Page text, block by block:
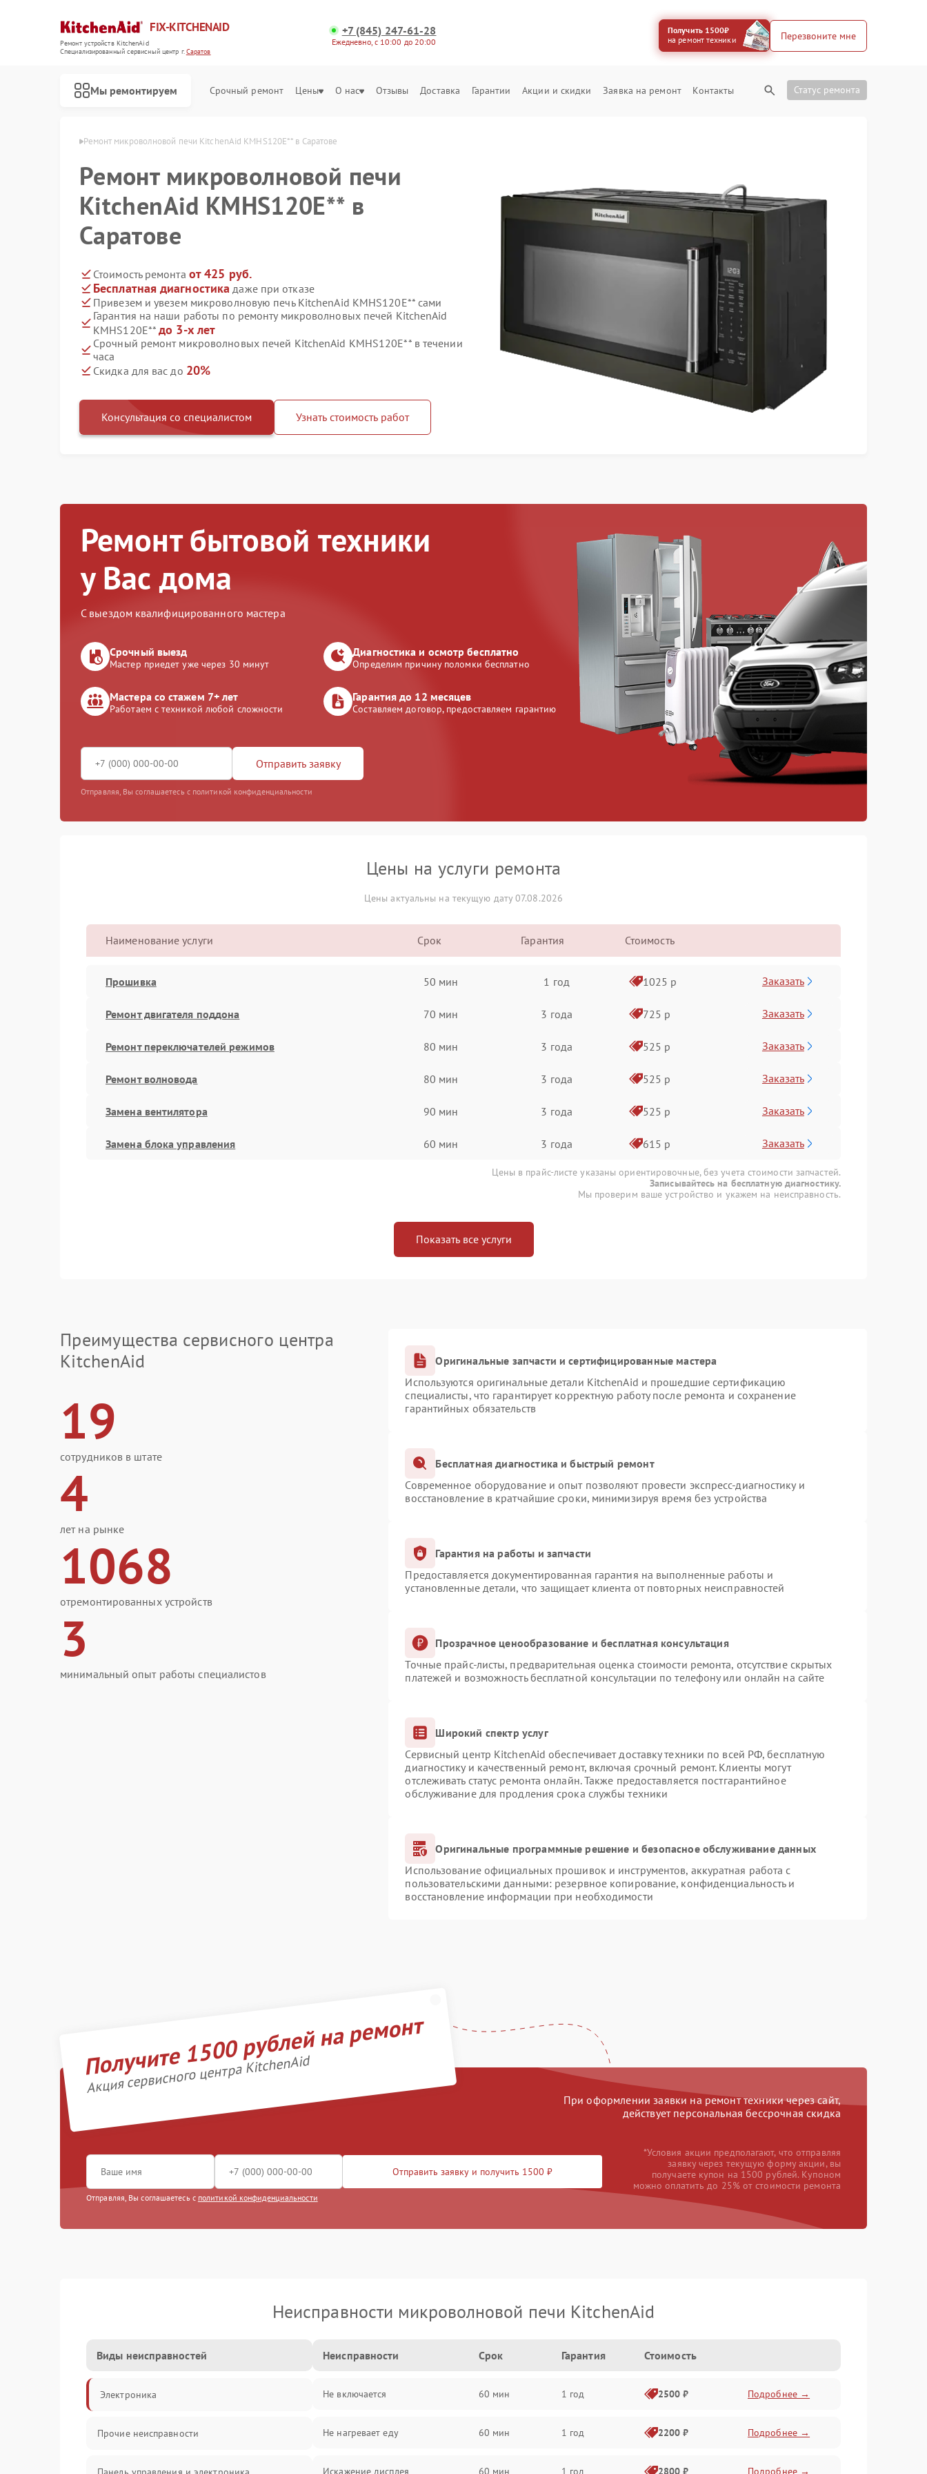
FIX-KITCHENAID
Ремонт устройств KitchenAid
Специализированный cервисный центр г.Саратов
+7 (845) 247-61-28
Ежедневно, с 10:00 до 20:00
Получить 1500₽
на ремонт техники
Перезвоните мне
Мы ремонтируем Срочный ремонт Цены О нас Отзывы Доставка Гарантии Акции и скидки Заявка на ремонт Контакты Статус ремонта
Ремонт микроволновой печи KitchenAid KMHS120E** в Саратове
Ремонт микроволновой печи
KitchenAid KMHS120E** в
Саратове
Стоимость ремонта от 425 руб.
Бесплатная диагностика даже при отказе
Привезем и увезем микроволновую печь KitchenAid KMHS120E** сами
Гарантия на наши работы по ремонту микроволновых печей KitchenAid
KMHS120E**до 3-х лет
Срочный ремонт микроволновых печей KitchenAid KMHS120E** в течении
часа
Скидка для вас до 20%
Консультация со специалистом Узнать стоимость работ
Ремонт бытовой техники
у Вас дома
С выездом квалифицированного мастера
Срочный выезд
Мастер приедет уже через 30 минут
Диагностика и осмотр бесплатно
Определим причину поломки бесплатно
Мастера со стажем 7+ лет
Работаем с техникой любой сложности
Гарантия до 12 месяцев
Составляем договор, предоставляем гарантию
Отправить заявку
Отправляя, Вы соглашаетесь с политикой конфиденциальности
Цены на услуги ремонта
Цены актуальны на текущую дату 07.08.2026
Наименование услуги Срок Гарантия Стоимость
Прошивка 50 мин 1 год 1025 р Заказать
Ремонт двигателя поддона 70 мин 3 года 725 р Заказать
Ремонт переключателей режимов 80 мин 3 года 525 р Заказать
Ремонт волновода 80 мин 3 года 525 р Заказать
Замена вентилятора 90 мин 3 года 525 р Заказать
Замена блока управления 60 мин 3 года 615 р Заказать
Цены в прайс-листе указаны ориентировочные, без учета стоимости запчастей.
Записывайтесь на бесплатную диагностику.
Мы проверим ваше устройство и укажем на неисправность.
Показать все услуги
Преимущества сервисного центра
KitchenAid
19
сотрудников в штате
4
лет на рынке
1068
отремонтированных устройств
3
минимальный опыт работы специалистов
Оригинальные запчасти и сертифицированные мастера
Используются оригинальные детали KitchenAid и прошедшие сертификацию
специалисты, что гарантирует корректную работу после ремонта и сохранение
гарантийных обязательств
Бесплатная диагностика и быстрый ремонт
Современное оборудование и опыт позволяют провести экспресс-диагностику и
восстановление в кратчайшие сроки, минимизируя время без устройства
Гарантия на работы и запчасти
Предоставляется документированная гарантия на выполненные работы и
установленные детали, что защищает клиента от повторных неисправностей
Прозрачное ценообразование и бесплатная консультация
Точные прайс-листы, предварительная оценка стоимости ремонта, отсутствие скрытых
платежей и возможность бесплатной консультации по телефону или онлайн на сайте
Широкий спектр услуг
Сервисный центр KitchenAid обеспечивает доставку техники по всей РФ, бесплатную
диагностику и качественный ремонт, включая срочный ремонт. Клиенты могут
отслеживать статус ремонта онлайн. Также предоставляется постгарантийное
обслуживание для продления срока службы техники
Оригинальные программные решение и безопасное обслуживание данных
Использование официальных прошивок и инструментов, аккуратная работа с
пользовательскими данными: резервное копирование, конфиденциальность и
восстановление информации при необходимости
Получите 1500 рублей на ремонт
Акция сервисного центра KitchenAid
При оформлении заявки на ремонт техники через сайт,
действует персональная бессрочная скидка
Отправить заявку и получить 1500 ₽
Отправляя, Вы соглашаетесь с политикой конфиденциальности
*Условия акции предполагают, что отправляя
заявку через текущую форму акции, вы
получаете купон на 1500 рублей. Купоном
можно оплатить до 25% от стоимости ремонта
Неисправности микроволновой печи KitchenAid
Виды неисправностей
Электроника
Прочие неисправности
Неисправности Срок Гарантия Стоимость
Не включается 60 мин 1 год 2500 ₽ Подробнее →
Не нагревает еду 60 мин 1 год 2200 ₽ Подробнее →
Искажение дисплея 60 мин 1 год 2800 ₽ Подробнее →